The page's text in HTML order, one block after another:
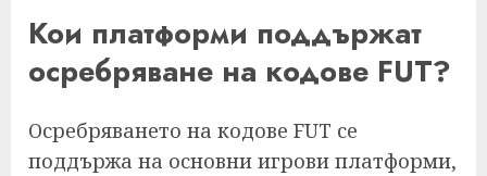
Кои платформи поддържат
осребряване на кодове FUT?
Осребряването на кодове FUT се
поддържа на основни игрови платформи,